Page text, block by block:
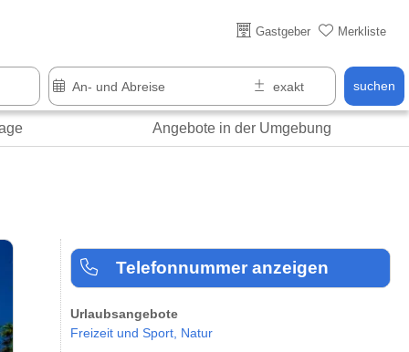
Gastgeber Merkliste
suchen
Über 25 Jahre online
Angebote in der Umgebung
Telefonnummer anzeigen
Urlaubsangebote
Freizeit und Sport, Natur